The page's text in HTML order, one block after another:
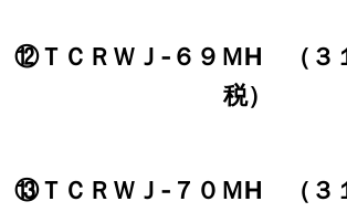
⑫ＴＣＲＷＪ‐６９ＭH （３
税）
⑬ＴＣＲＷＪ‐７０ＭH （３